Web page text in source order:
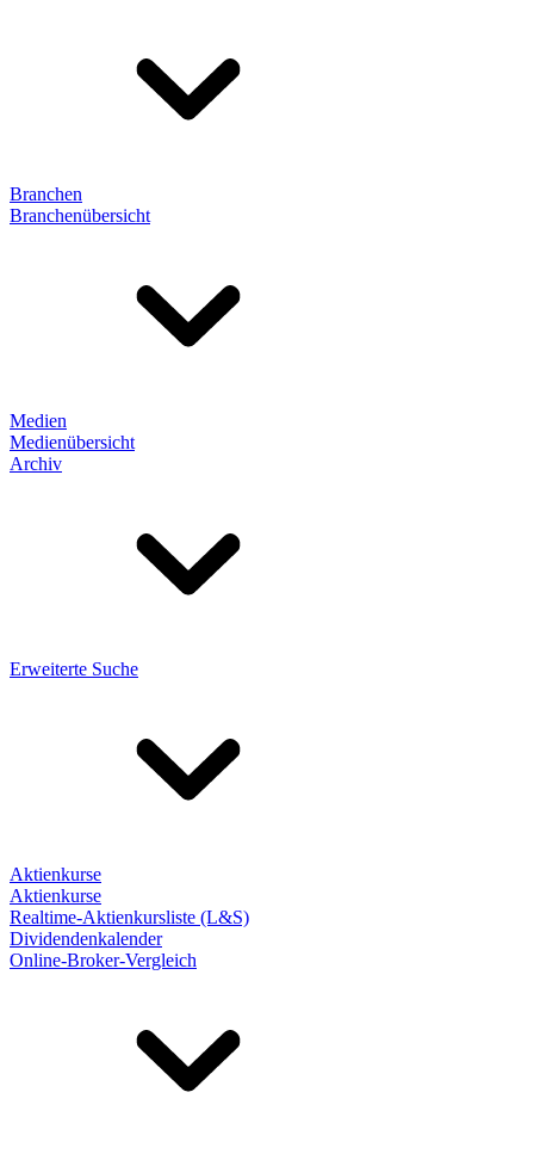
Branchen
Branchenübersicht
Medien
Medienübersicht
Archiv
Erweiterte Suche
Aktienkurse
Aktienkurse
Realtime-Aktienkursliste (L&S)
Dividendenkalender
Online-Broker-Vergleich